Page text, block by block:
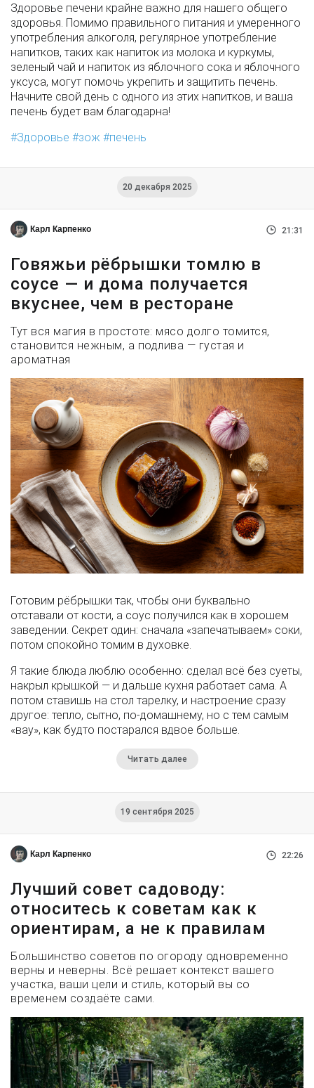
Здоровье печени крайне важно для нашего общего
здоровья. Помимо правильного питания и умеренного
употребления алкоголя, регулярное употребление
напитков, таких как напиток из молока и куркумы,
зеленый чай и напиток из яблочного сока и яблочного
уксуса, могут помочь укрепить и защитить печень.
Начните свой день с одного из этих напитков, и ваша
печень будет вам благодарна!
Здоровье
зож печень
20 декабря 2025
Карл Карпенко 21:31
Говяжьи рёбрышки томлю в
соусе — и дома получается
вкуснее, чем в ресторане
Тут вся магия в простоте: мясо долго томится,
становится нежным, а подлива — густая и
ароматная
Готовим рёбрышки так, чтобы они буквально
отставали от кости, а соус получился как в хорошем
заведении. Секрет один: сначала «запечатываем» соки,
потом спокойно томим в духовке.
Я такие блюда люблю особенно: сделал всё без суеты,
накрыл крышкой — и дальше кухня работает сама. А
потом ставишь на стол тарелку, и настроение сразу
другое: тепло, сытно, по-домашнему, но с тем самым
«вау», как будто постарался вдвое больше.
Читать далее
19 сентября 2025
Карл Карпенко 22:26
Лучший совет садоводу:
относитесь к советам как к
ориентирам, а не к правилам
Большинство советов по огороду одновременно
верны и неверны. Всё решает контекст вашего
участка, ваши цели и стиль, который вы со
временем создаёте сами.